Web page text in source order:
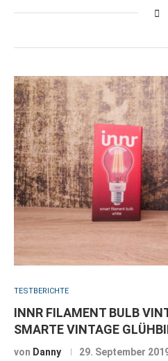
TESTBERICHTE
INNR FILAMENT BULB
SMARTE VINTAGE
von Danny 29. September